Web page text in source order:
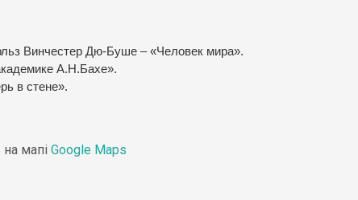
Винчестер Дю-Буше – «Человек мира».
А.Н.Бахе».
в стене».
мапі Google Maps